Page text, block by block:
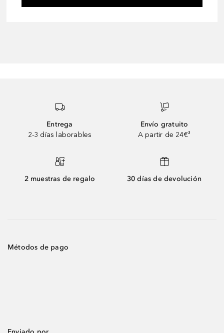
Entrega
2-3 días laborables
Envío gratuito
A partir de 24€³
2 muestras de regalo 30 días de devolución
Métodos de pago